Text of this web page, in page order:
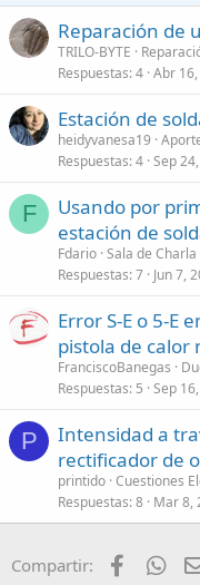
Reparación de
TRILO-BYTE
Respuestas 4 Abr
Estación de
heidyvanesa19
Respuestas 4 Sep
F
Usando por
estación de
Fdario Sala de Charla
Respuestas 7 Jun 7,
Error S-E o 5-E
pistola de calor
FranciscoBanegas
Respuestas 5 Sep
P
Intensidad a
rectificador de
printido Cuestiones
Respuestas 8 Mar 8,
Compartir: